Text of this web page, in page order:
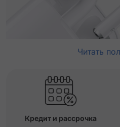
Читать
Кредит и рассрочка